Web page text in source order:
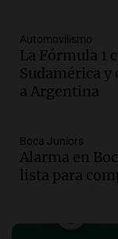
Buen día,
Episodios
Audio.
Episodios
Audio.El
Buen día,
Automovilismo
La Fórmula 1
Sudamérica y
a Argentina
Boca Juniors
Alarma en
lista para